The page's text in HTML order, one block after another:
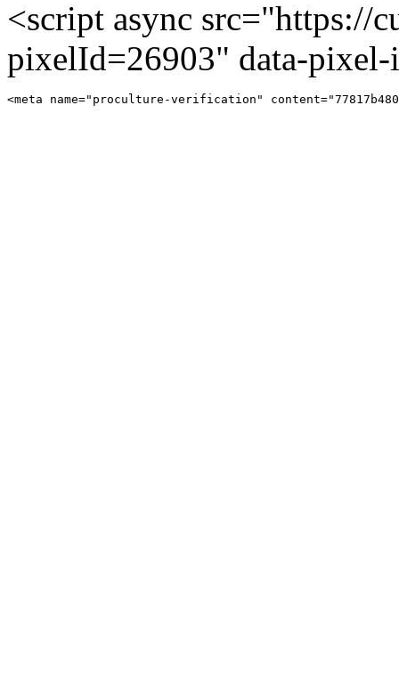
<script async src="https://
pixelId=26903" data-
<meta name="proculture-verification"